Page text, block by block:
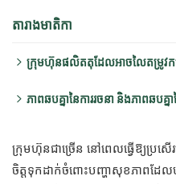
តារាងមាតិកា
ក្រុមហ៊ុនផលិតតុដែលអាចលៃតម្រូវ
ប្រើជាទូទៅនៅក្នុងគម្រោង
ភាពឆបគ្នានៃការរចនា និងភាពឆបគ្ន
ក្រុមហ៊ុនជាច្រើន នៅពេលធ្វើឱ្យប្រ
ចិត្តទុកដាក់ចំពោះបញ្ហាសុខភាពដ